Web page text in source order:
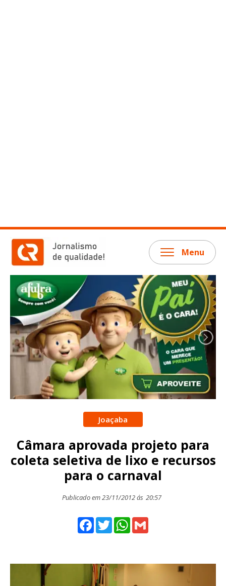
Menu
Joaçaba
Câmara aprovada projeto para
coleta seletiva de lixo e recursos
para o carnaval
Publicado em 23/11/2012 ás 20:57
Facebook
TwitterWhatsApp